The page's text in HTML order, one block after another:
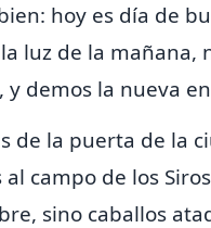
hoy es día de
luz de la mañana,
demos la nueva
de la puerta de la
campo de los
sino caballos